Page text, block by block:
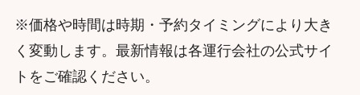
※価格や時間は時期・予約タイミングにより大き
く変動します。最新情報は各運行会社の公式サイ
トをご確認ください。